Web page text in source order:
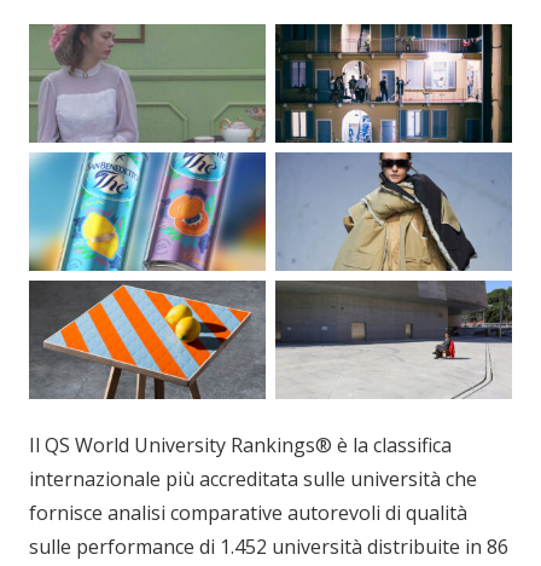
Il QS World University Rankings® è la classifica
internazionale più accreditata sulle università che
fornisce analisi comparative autorevoli di qualità
sulle performance di 1.452 università distribuite in 86